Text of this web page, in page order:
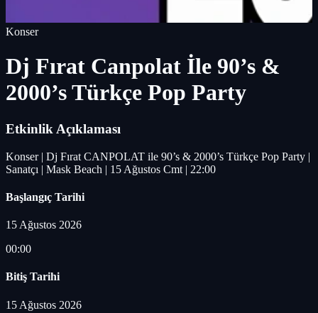
Konser
Dj Fırat Canpolat İle 90’s &
2000’s Türkçe Pop Party
Etkinlik Açıklaması
Konser | Dj Fırat CANPOLAT ile 90’s & 2000’s Türkçe Pop Party |
Sanatçı | Mask Beach | 15 Ağustos Cmt | 22:00
Başlangıç Tarihi
15 Ağustos 2026
00:00
Bitiş Tarihi
15 Ağustos 2026